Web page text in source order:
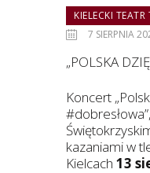
KIELECKI
7 SIERPNIA
„POLSKA
Koncert
kazaniami w
Kielcach 13